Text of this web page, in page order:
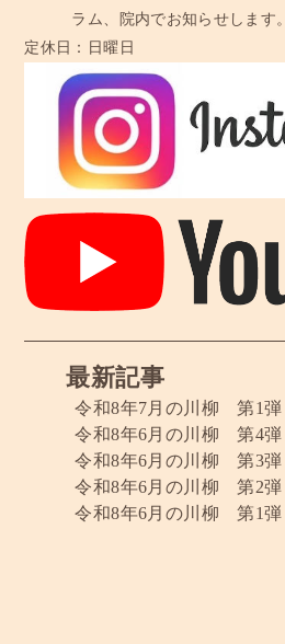
ラム、
院内でお知らせします。
定休日：
日曜日
最新記事
令和8年7月の川柳 第1弾
令和8年6月の川柳 第4弾
令和8年6月の川柳 第3弾
令和8年6月の川柳 第2弾
令和8年6月の川柳 第1弾